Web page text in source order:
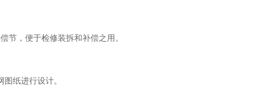
，便于检修装拆和补偿之用。
纸进行设计。